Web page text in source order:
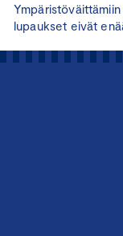
lupaukset eivät